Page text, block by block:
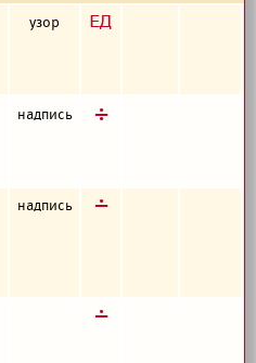
узор з
надпись д
надпись г
г